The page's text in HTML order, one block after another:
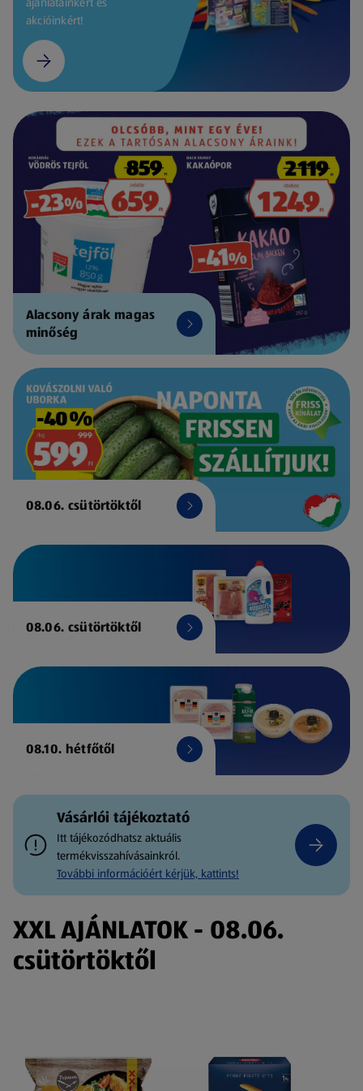
akcióinkért!
Alacsony árak magas
minőség
08.06. csütörtöktől
08.06. csütörtöktől
08.10. hétfőtől
Vásárlói tájékoztató
Itt tájékozódhatsz aktuális
termékvisszahívásainkról.
További információért kérjük, kattints!
XXL AJÁNLATOK - 08.06.
csütörtöktől